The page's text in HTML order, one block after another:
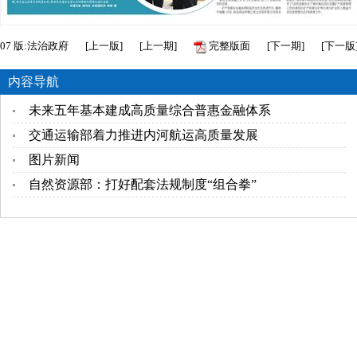
07 版:法治政府 [上一版] [上一期] 完整版面 [下一期] [下一版
内容导航
未来五年基本建成高质量综合普惠金融体系
交通运输部着力推进内河航运高质量发展
图片新闻
自然资源部：打好配套法规制度“组合拳”